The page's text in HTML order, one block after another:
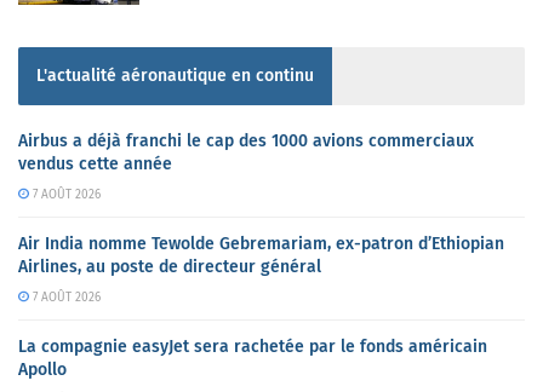
L'actualité aéronautique en continu
Airbus a déjà franchi le cap des 1000 avions commerciaux
vendus cette année
7 AOÛT 2026
Air India nomme Tewolde Gebremariam, ex-patron d’Ethiopian
Airlines, au poste de directeur général
7 AOÛT 2026
La compagnie easyJet sera rachetée par le fonds américain
Apollo